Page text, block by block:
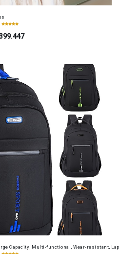
Capacity, Multi-functional, Wear-resistant,